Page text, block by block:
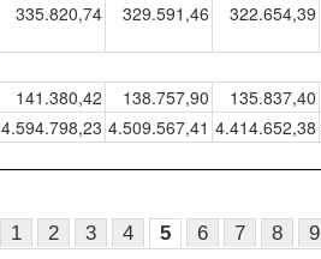
335.820,74 329.591,46 322.654,39
141.380,42 138.757,90 135.837,40
4.594.798,23 4.509.567,41 4.414.652,38
1 2 3 4 5 6 7 8 9